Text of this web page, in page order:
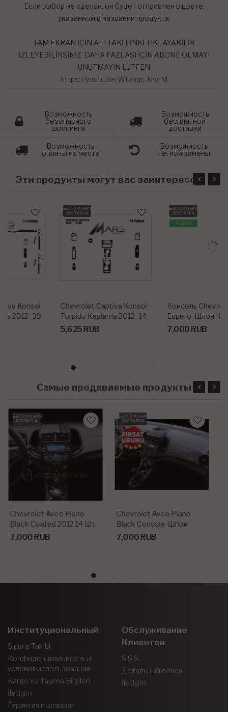
Если выбор не сделан, он будет отправлен в цвете,
указанном в названии продукта.
TAM EKRAN İÇİN ALTTAKİ LİNKİ TIKLAYABİLİR
İZLEYEBİLİRSİNİZ. DAHA FAZLASI İÇİN ABONE OLMAYI
UNUTMAYIN LÜTFEN
https://youtu.be/Wtvbqc-NwrM
Возможность
безопасного
шоппинга
Возможность
бесплатной
доставки
Возможность
оплаты на месте
Возможность
легкой замены
БЕСПЛАТНАЯ
ДОСТАВКА
Chevrolet Captiva Konsol-
Torpido Kaplama 2012- 14
БЕСПЛАТНАЯ
ДОСТАВКА
НОВЫЙ
Консоль Chevrolet
Espero, Шпон Красного
Дерева 1995-1998 Гг., 11
Самые продаваемые продукты
БЕСПЛАТНАЯ
ДОСТАВКА
Chevrolet Aveo Piano
Black Console-Шпон
Красного Дерева 2012 14
Шт.
7,000 RUB
БЕСПЛАТНАЯ
ДОСТАВКА
Консоль Chevrolet Epica
Шпон Красного Дерева
2007 Г. 7 Шт.
7,000 RUB
Институциональный
Sipariş Takibi
Конфиденциальность и
условия использования
Kargo ve Taşıma Bilgileri
İletişim
Гарантия и возврат
Обслуживание
Клиентов
S.S.S.
Детальный поиск
İletişim